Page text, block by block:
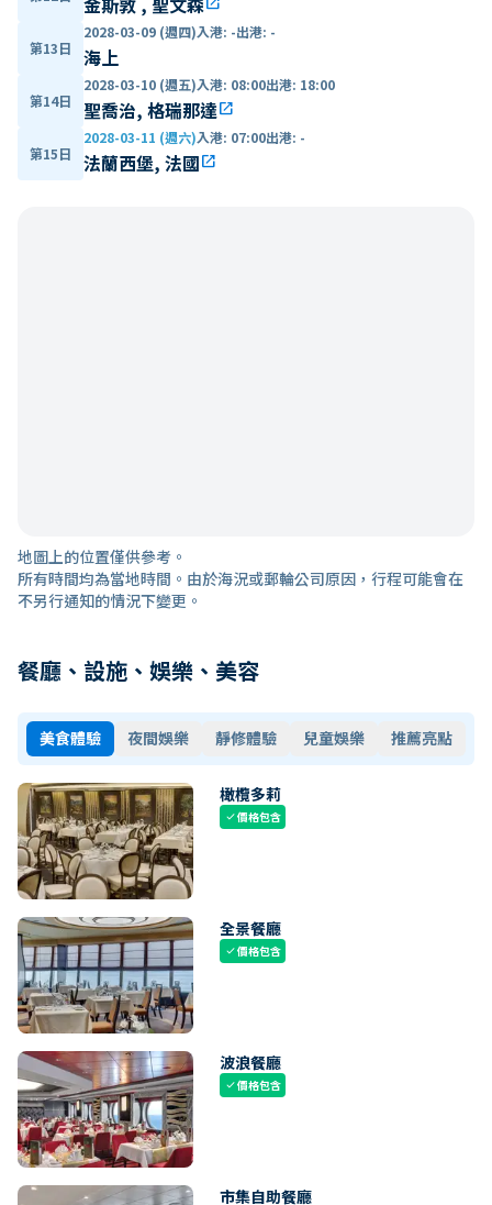
第13日
2028-03-09 (週四)入港: -出港: -
海上
第14日
2028-03-10 (週五)入港: 08:00出港: 18:00
聖喬治, 格瑞那達open_in_new
第15日
2028-03-11 (週六)入港: 07:00出港: -
法蘭西堡, 法國open_in_new
地圖上的位置僅供參考。
所有時間均為當地時間。由於海況或郵輪公司原因，行程可能會在
不另行通知的情況下變更。
餐廳、設施、娛樂、美容
美食體驗 夜間娛樂 靜修體驗 兒童娛樂 推薦亮點
橄欖多莉
check價格包含
全景餐廳
check價格包含
波浪餐廳
check價格包含
市集自助餐廳